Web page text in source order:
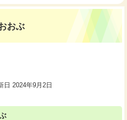
おぶ
2024年9月2日